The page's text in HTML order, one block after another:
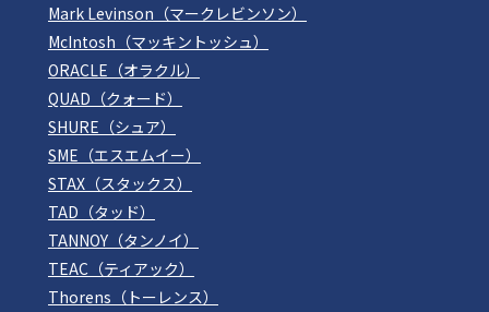
Mark Levinson（マークレビンソン）
McIntosh（マッキントッシュ）
ORACLE（オラクル）
QUAD（クォード）
SHURE（シュア）
SME（エスエムイー）
STAX（スタックス）
TAD（タッド）
TANNOY（タンノイ）
TEAC（ティアック）
Thorens（トーレンス）